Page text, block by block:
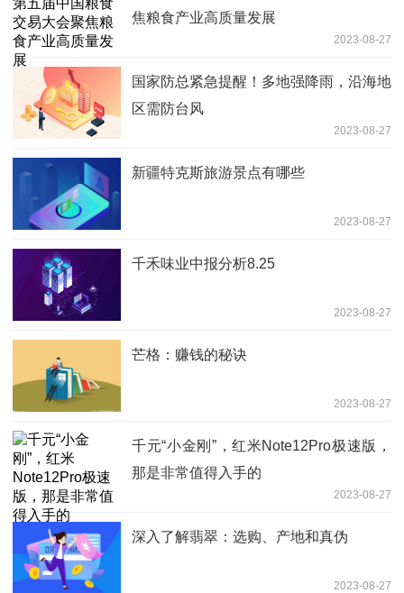
焦粮食产业高质量发展
2023-08-27
国家防总紧急提醒！多地强降雨，沿海地
区需防台风
2023-08-27
新疆特克斯旅游景点有哪些
2023-08-27
千禾味业中报分析8.25
2023-08-27
芒格：赚钱的秘诀
2023-08-27
千元“小金刚”，红米Note12Pro极速版，
那是非常值得入手的
2023-08-27
深入了解翡翠：选购、产地和真伪
2023-08-27